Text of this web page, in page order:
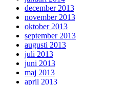
december 2013
november 2013
oktober 2013
september 2013
augusti 2013
juli 2013
juni 2013
maj 2013
april 2013